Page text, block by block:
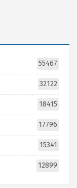
55467
32122
18415
17796
15341
12899